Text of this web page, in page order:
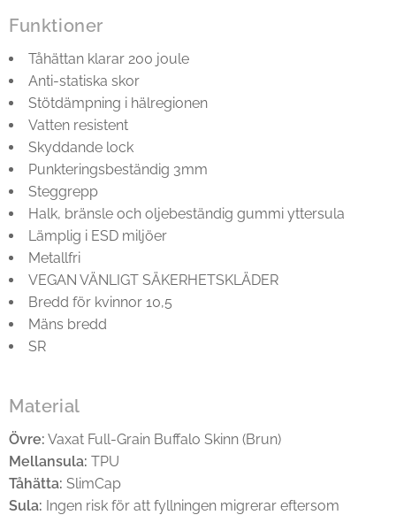
Funktioner
Tåhättan klarar 200 joule
Anti-statiska skor
Stötdämpning i hälregionen
Vatten resistent
Skyddande lock
Punkteringsbeständig 3mm
Steggrepp
Halk, bränsle och oljebeständig gummi yttersula
Lämplig i ESD miljöer
Metallfri
VEGAN VÄNLIGT SÄKERHETSKLÄDER
Bredd för kvinnor 10,5
Mäns bredd
SR
Material
Övre: Vaxat Full-Grain Buffalo Skinn (Brun)
Mellansula: TPU
Tåhätta: SlimCap
Sula: Ingen risk för att fyllningen migrerar eftersom